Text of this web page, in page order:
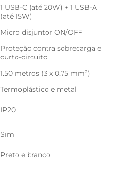
1 USB-C (até 20W) + 1 USB-A
(até 15W)
Micro disjuntor ON/OFF
Proteção contra sobrecarga e
curto-circuito
1,50 metros (3 x 0,75 mm²)
Termoplástico e metal
IP20
Sim
Preto e branco